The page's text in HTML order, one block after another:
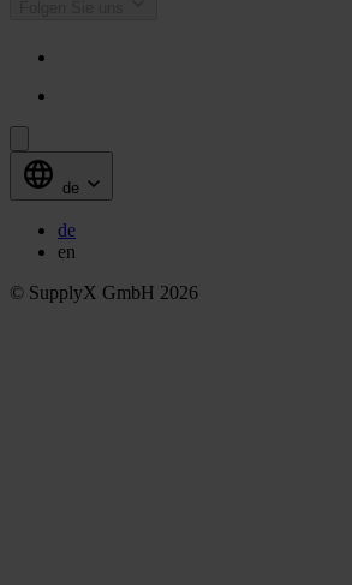
de
de
en
© SupplyX GmbH 2026